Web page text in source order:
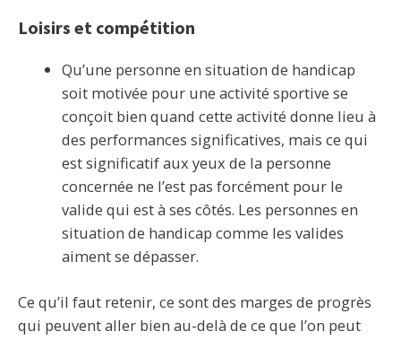
Loisirs et compétition
Qu’une personne en situation de handicap
soit motivée pour une activité sportive se
conçoit bien quand cette activité donne lieu à
des performances significatives, mais ce qui
est significatif aux yeux de la personne
concernée ne l’est pas forcément pour le
valide qui est à ses côtés. Les personnes en
situation de handicap comme les valides
aiment se dépasser.
Ce qu’il faut retenir, ce sont des marges de progrès
qui peuvent aller bien au-delà de ce que l’on peut